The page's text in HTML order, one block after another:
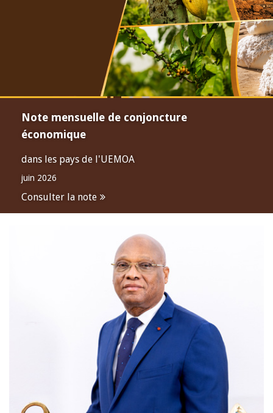
Note mensuelle de conjoncture
économique
dans les pays de l'UEMOA
juin 2026
Consulter la note